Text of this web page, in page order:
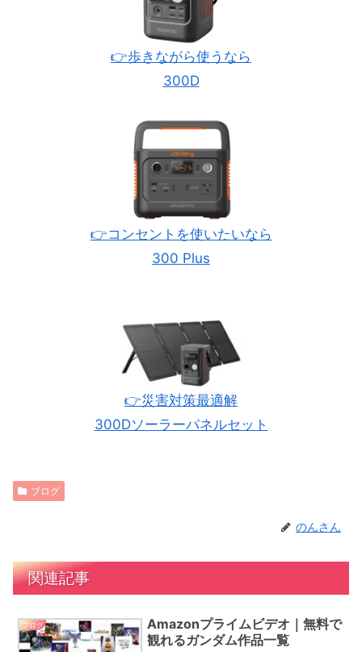
👉歩きながら使うなら
300D
👉コンセントを使いたいなら
300 Plus
👉災害対策最適解
300Dソーラーパネルセット
ブログ
のんさん
関連記事
ブログ
Amazonプライムビデオ｜無料で
観れるガンダム作品一覧